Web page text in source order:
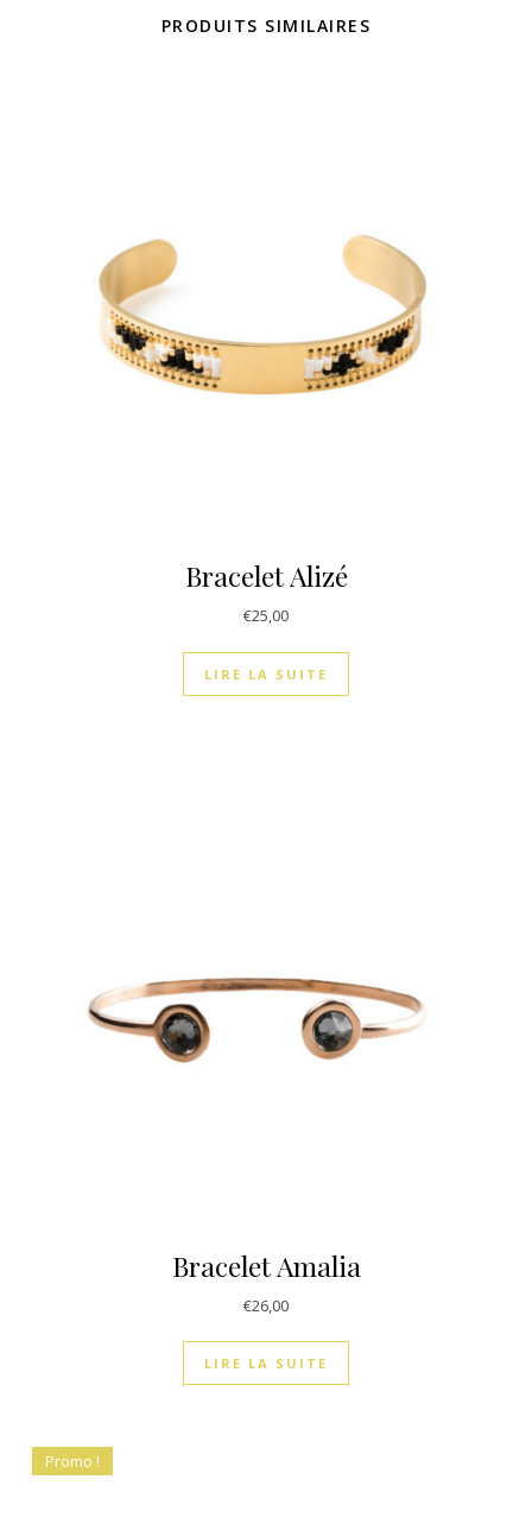
PRODUITS SIMILAIRES
Bracelet Alizé
€25,00
LIRE LA SUITE
Bracelet Amalia
€26,00
LIRE LA SUITE
Promo !